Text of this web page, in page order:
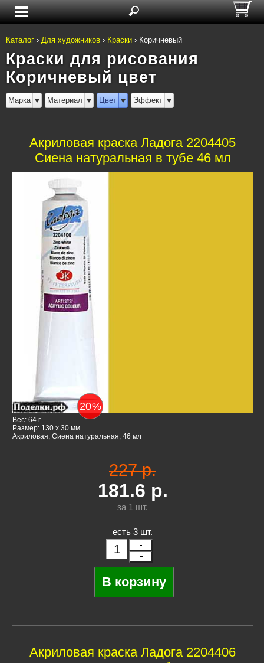
Каталог › Для художников › Краски › Коричневый
Краски для рисования
Коричневый цвет
Марка Материал Цвет Эффект
Акриловая краска Ладога 2204405
Сиена натуральная в тубе 46 мл
20%
Вес: 64 г.
Размер: 130 x 30 мм
Акриловая, Сиена натуральная, 46 мл
227 р.
181.6 р.
за 1 шт.
есть 3 шт.
Акриловая краска Ладога 2204406